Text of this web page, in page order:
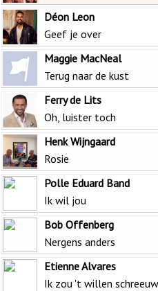
Déon Leon
Geef je over
Maggie MacNeal
Terug naar de kust
Ferry de Lits
Oh, luister toch
Henk Wijngaard
Rosie
Polle Eduard Band
Ik wil jou
Bob Offenberg
Nergens anders
Etienne Alvares
Ik zou 't willen